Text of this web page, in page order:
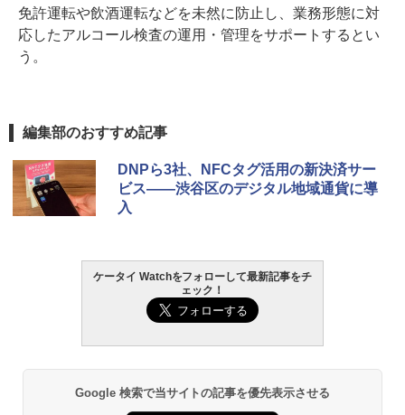
免許運転や飲酒運転などを未然に防止し、業務形態に対
応したアルコール検査の運用・管理をサポートするとい
う。
編集部のおすすめ記事
DNPら3社、NFCタグ活用の新決済サー
ビス――渋谷区のデジタル地域通貨に導
入
ケータイ Watchをフォローして最新記事をチ
ェック！
Google 検索で当サイトの記事を優先表示させる